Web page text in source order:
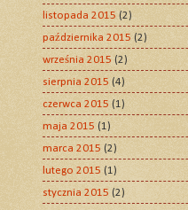
listopada 2015 (2)
października 2015 (2)
września 2015 (2)
sierpnia 2015 (4)
czerwca 2015 (1)
maja 2015 (1)
marca 2015 (2)
lutego 2015 (1)
stycznia 2015 (2)